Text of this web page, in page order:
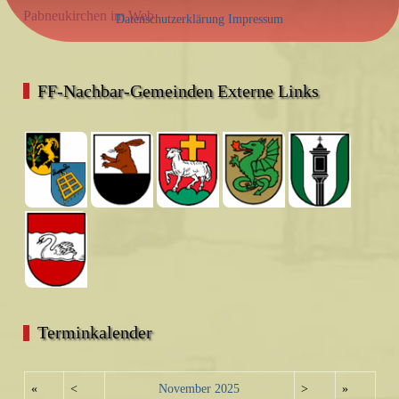
Pabneukirchen im Web
FF-Nachbar-Gemeinden Externe Links
Terminkalender
« < November 2025 > »
Datenschutzerklärung Impressum